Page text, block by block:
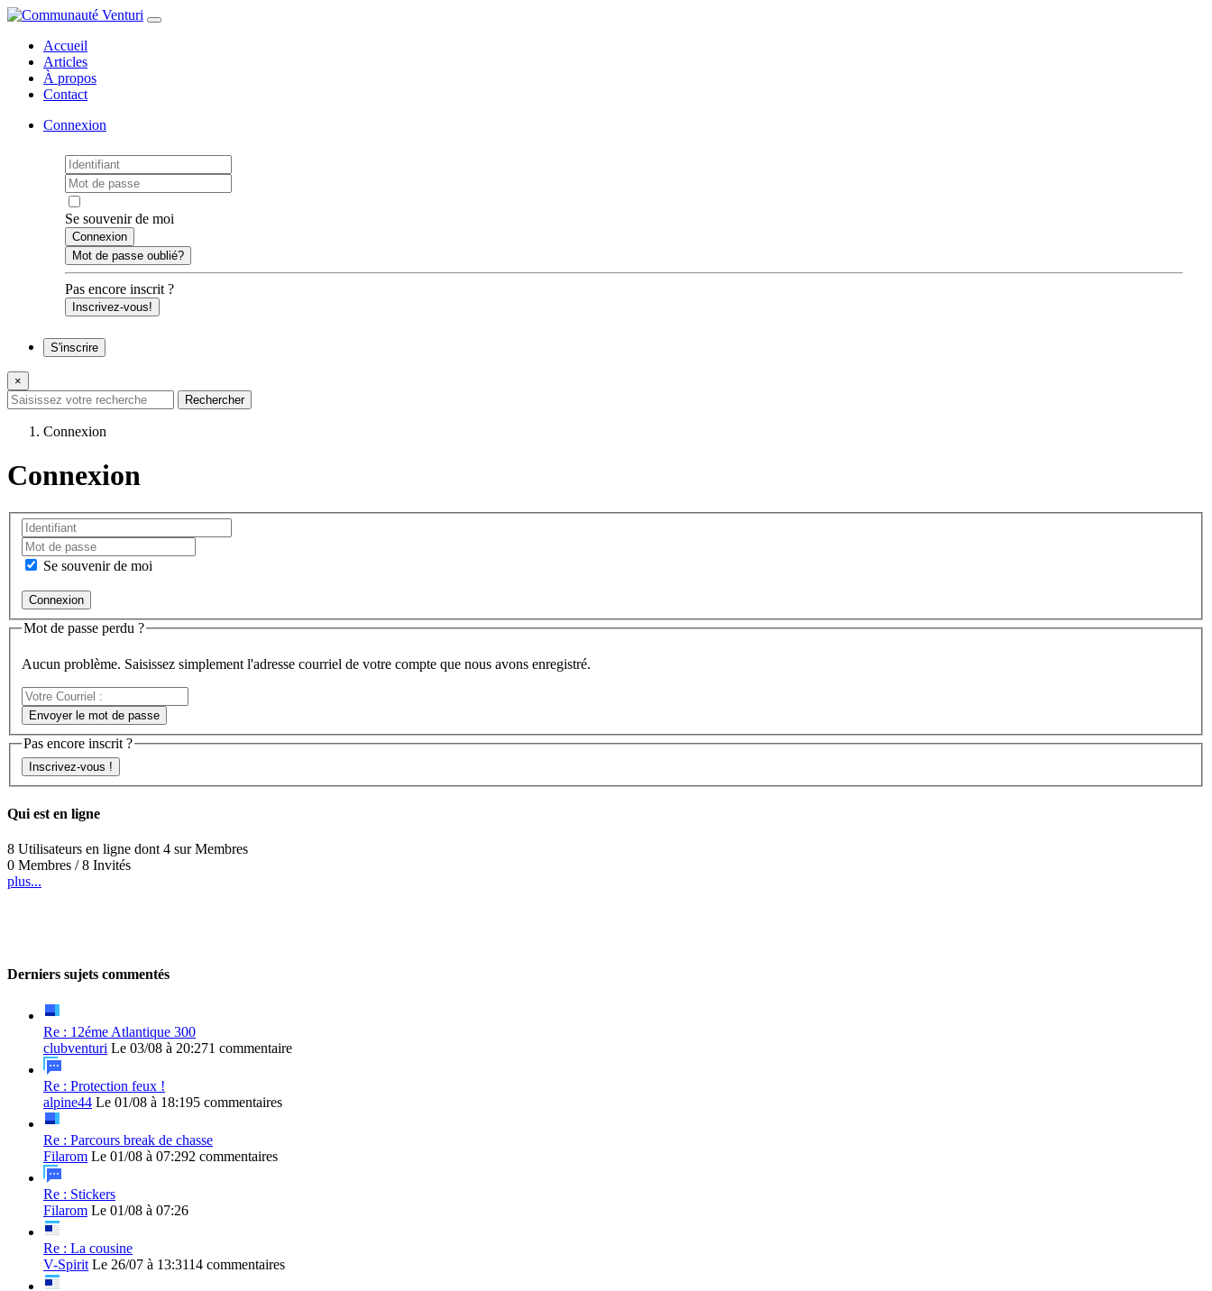
Accueil
Articles
À propos
Contact
Connexion
Se souvenir de moi
Mot de passe oublié?
Pas encore inscrit ?
Inscrivez-vous!
S'inscrire
×
Connexion
Connexion
Se souvenir de moi
Mot de passe perdu ?
Aucun problème. Saisissez simplement l'adresse courriel de votre compte que nous avons enregistré.
Votre
Courriel
:
Envoyer le mot de passe
Pas encore inscrit ?
Inscrivez-vous !
Qui est en ligne
8 Utilisateurs en ligne dont 4 sur Membres
0 Membres / 8 Invités
plus...
Derniers sujets commentés
Re : 12éme Atlantique 300
clubventuri Le 03/08 à 20:271 commentaire
Re : Protection feux !
alpine44 Le 01/08 à 18:195 commentaires
Re : Parcours break de chasse
Filarom Le 01/08 à 07:292 commentaires
Re : Stickers
Filarom Le 01/08 à 07:26
Re : La cousine
V-Spirit Le 26/07 à 13:3114 commentaires